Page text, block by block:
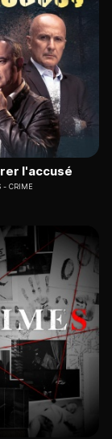
l'accusé
CRIME